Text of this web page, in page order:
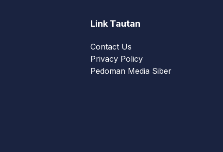
Link Tautan
Contact Us
Privacy Policy
Pedoman Media Siber